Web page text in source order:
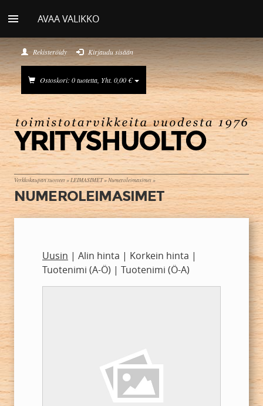
AVAA VALIKKO
Rekisteröidy Kirjaudu sisään
Ostoskori: 0 tuotetta, Yht. 0,00 €
Verkkokaupan tuotteet»LEIMASIMET»Numeroleimasimet»
NUMEROLEIMASIMET
Uusin | Alin hinta | Korkein hinta |
Tuotenimi (A-Ö) | Tuotenimi (Ö-A)